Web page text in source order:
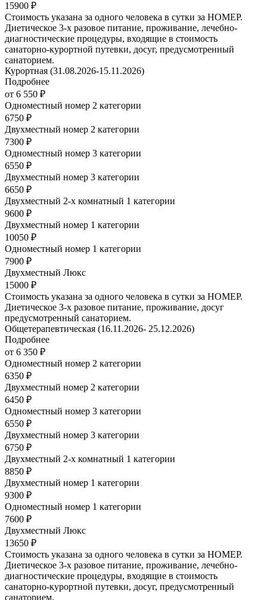
15900 ₽
Стоимость указана за одного человека в сутки за НОМЕР.
Диетическое 3-х разовое питание, проживание, лечебно-
диагностические процедуры, входящие в стоимость
санаторно-курортной путевки, досуг, предусмотренный
санаторием.
Курортная (31.08.2026-15.11.2026)
Подробнее
от 6 550 ₽
Одноместный номер 2 категории
6750 ₽
Двухместный номер 2 категории
7300 ₽
Одноместный номер 3 категории
6550 ₽
Двухместный номер 3 категории
6650 ₽
Двухместный 2-х комнатный 1 категории
9600 ₽
Двухместный номер 1 категории
10050 ₽
Одноместный номер 1 категории
7900 ₽
Двухместный Люкс
15000 ₽
Стоимость указана за одного человека в сутки за НОМЕР.
Диетическое 3-х разовое питание, проживание, досуг
предусмотренный санаторием.
Общетерапевтическая (16.11.2026- 25.12.2026)
Подробнее
от 6 350 ₽
Одноместный номер 2 категории
6350 ₽
Двухместный номер 2 категории
6450 ₽
Одноместный номер 3 категории
6550 ₽
Двухместный номер 3 категории
6750 ₽
Двухместный 2-х комнатный 1 категории
8850 ₽
Двухместный номер 1 категории
9300 ₽
Одноместный номер 1 категории
7600 ₽
Двухместный Люкс
13650 ₽
Стоимость указана за одного человека в сутки за НОМЕР.
Диетическое 3-х разовое питание, проживание, лечебно-
диагностические процедуры, входящие в стоимость
санаторно-курортной путевки, досуг, предусмотренный
санаторием.